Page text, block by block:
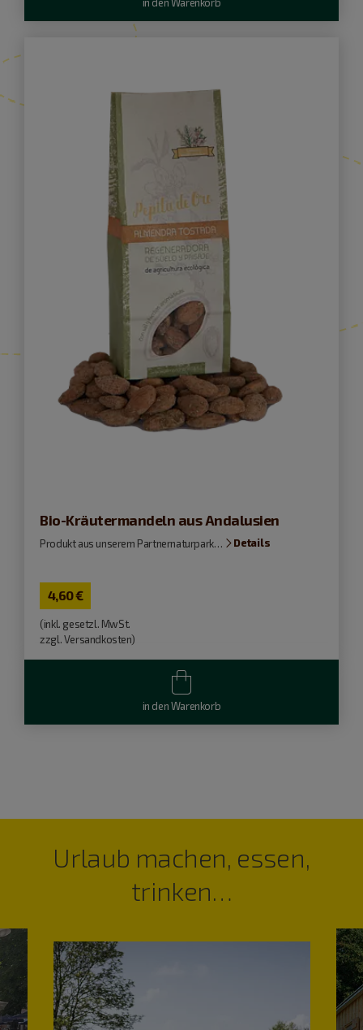
Bio-Kräutermandeln aus Andalusien
Produkt aus unserem Partnernaturpark… Details
4,60€
(inkl. gesetzl. MwSt.
zzgl. Versandkosten)
in den Warenkorb
Urlaub machen, essen,
trinken…